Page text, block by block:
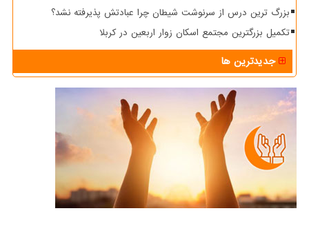
بزرگ ترین درس از سرنوشت شیطان چرا عبادتش پذیرفته نشد؟
تکمیل بزرگترین مجتمع اسکان زوار اربعین در کربلا
جدیدترین ها